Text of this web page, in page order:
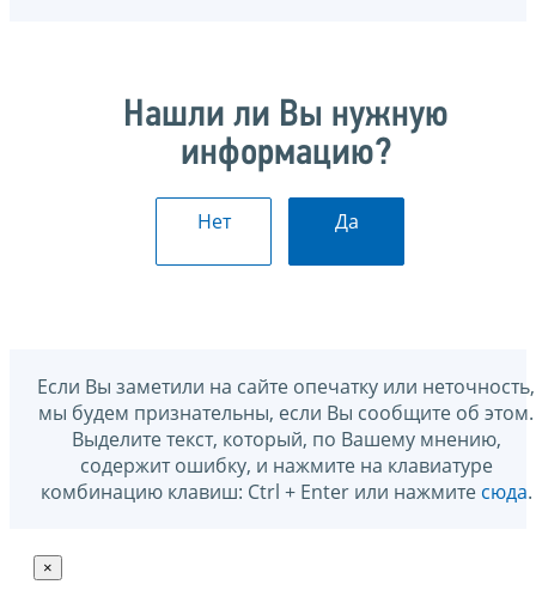
Нашли ли Вы нужную
информацию?
Нет Да
Если Вы заметили на сайте опечатку или неточность,
мы будем признательны, если Вы сообщите об этом.
Выделите текст, который, по Вашему мнению,
содержит ошибку, и нажмите на клавиатуре
комбинацию клавиш: Ctrl + Enter или нажмите сюда.
×